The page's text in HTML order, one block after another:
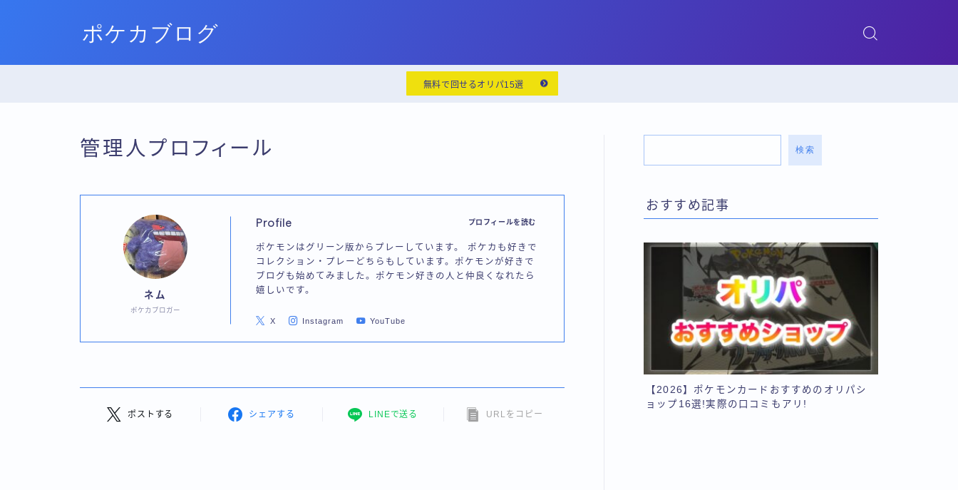
ポケカブログ
無料で回せるオリパ15選
管理人プロフィール
ネム
ポケカブロガー
Profile
ポケモンはグリーン版からプレーしています。 ポケカも好きで
コレクション・プレーどちらもしています。ポケモンが好きで
ブログも始めてみました。ポケモン好きの人と仲良くなれたら
嬉しいです。
プロフィールを読む
X Instagram YouTube
ポストする シェアする LINEで送る URLをコピー
検索
おすすめ記事
【2026】ポケモンカードおすすめのオリパシ
ョップ16選!実際の口コミもアリ!